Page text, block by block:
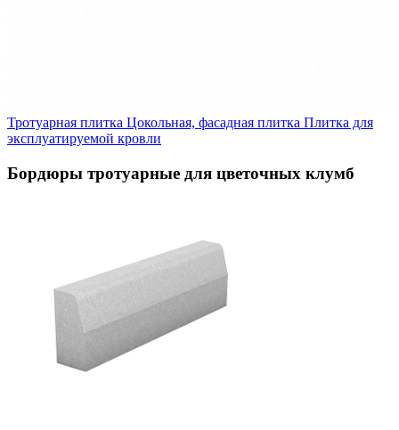
Тротуарная плитка Цокольная, фасадная плитка Плитка для
эксплуатируемой кровли
Бордюры тротуарные для цветочных клумб